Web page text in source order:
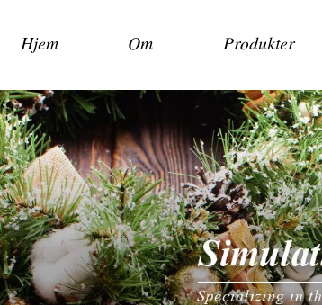
Hjem Om Produkter